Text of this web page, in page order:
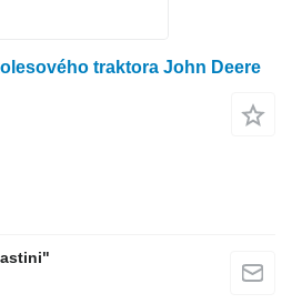
traktora John Deere